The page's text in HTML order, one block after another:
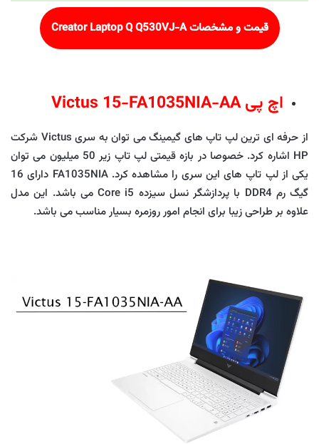
قیمت و مشخصاتCreator Laptop Q Q530VJ-A
اچ پی Victus 15-FA1035NIA-AA
از حرفه ای ترین لپ تاپ های گیمینگ می توان به سری Victus شرکت
HP اشاره کرد. خصوصا در بازه قیمتی لپ تاپ زیر 50 میلیون می توان
یکی از لپ تاپ های این سری را مشاهده کرد. FA1035NIA دارای 16
گیگ رم DDR4 با پردازشگر نسل سیزده Core i5 می باشد. این مدل
علاوه بر طراحی زیبا برای انجام امور روزمره بسیار مناسب می باشد.